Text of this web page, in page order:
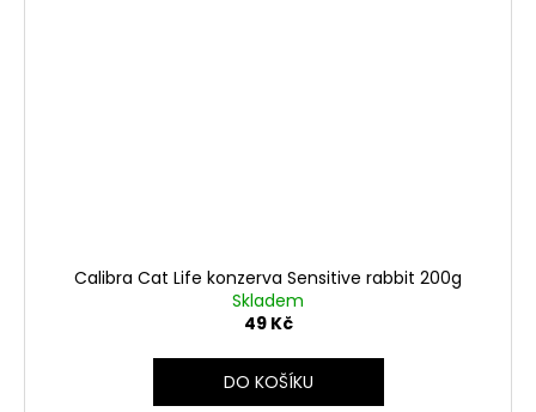
Calibra Cat Life konzerva Sensitive rabbit 200g
Skladem
49 Kč
DO KOŠÍKU